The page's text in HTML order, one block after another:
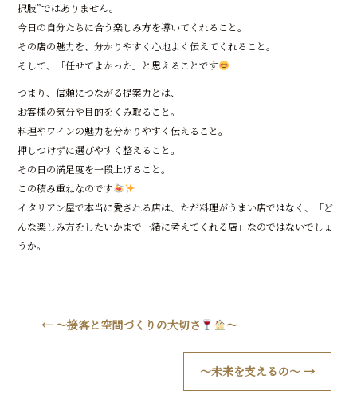
択肢”ではありません。
今日の自分たちに合う楽しみ方を導いてくれること。
その店の魅力を、分かりやすく心地よく伝えてくれること。
そして、「任せてよかった」と思えることです
つまり、信頼につながる提案力とは、
お客様の気分や目的をくみ取ること。
料理やワインの魅力を分かりやすく伝えること。
押しつけずに選びやすく整えること。
その日の満足度を一段上げること。
この積み重ねなのです
イタリアン屋で本当に愛される店は、ただ料理がうまい店ではなく、「ど
んな楽しみ方をしたいかまで一緒に考えてくれる店」なのではないでしょ
うか。
← ～接客と空間づくりの大切さ ～
～未来を支えるの～ →